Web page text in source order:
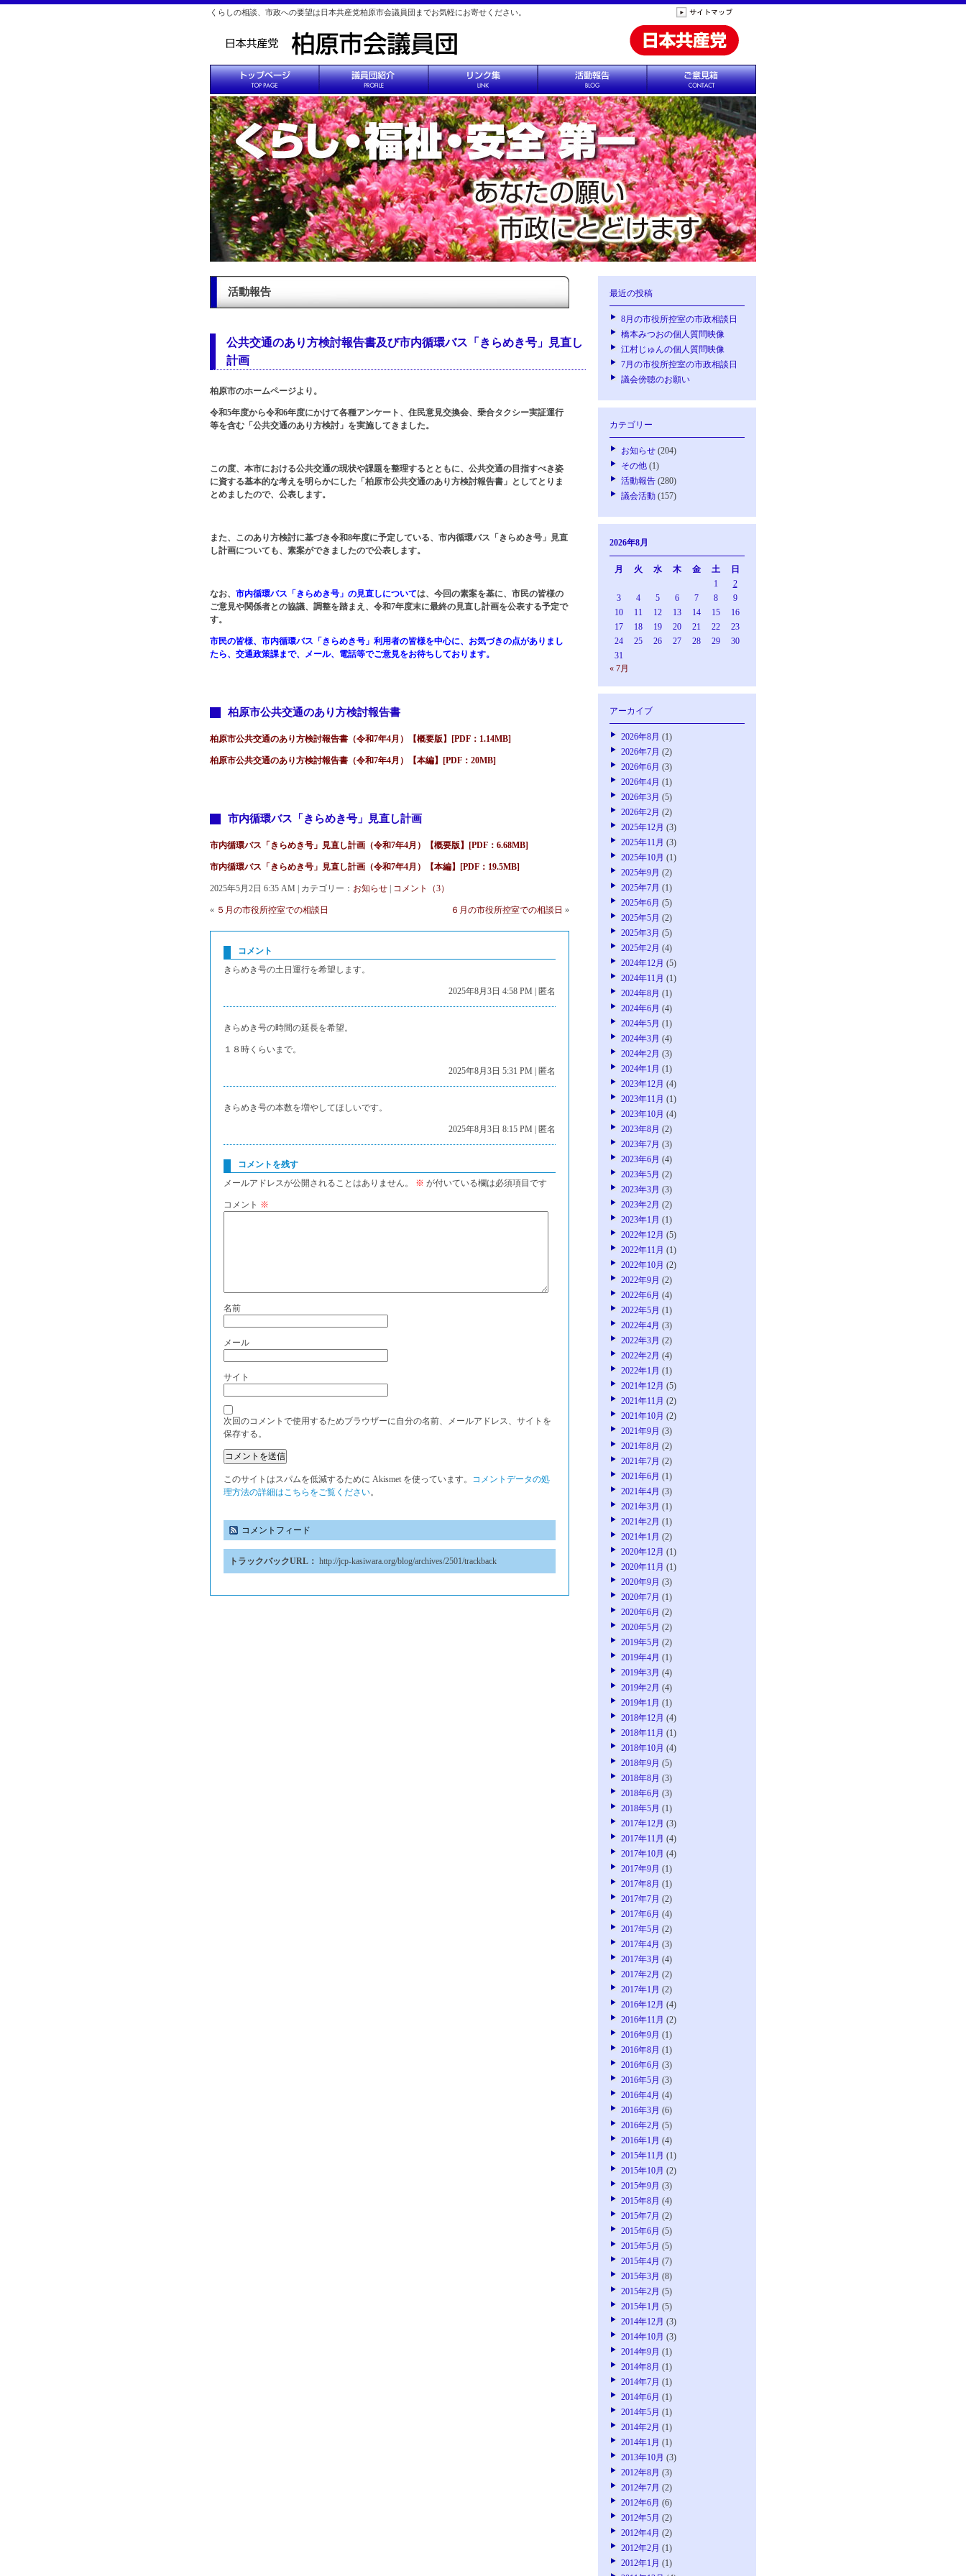
くらしの相談、市政への要望は日本共産党柏原市会議員団までお気軽にお寄せください。
活動報告
公共交通のあり方検討報告書及び市内循環バス「きらめき号」見直し
計画
柏原市のホームページより。
令和5年度から令和6年度にかけて各種アンケート、住民意見交換会、乗合タクシー実証運行
等を含む「公共交通のあり方検討」を実施してきました。
この度、本市における公共交通の現状や課題を整理するとともに、公共交通の目指すべき姿
に資する基本的な考えを明らかにした「柏原市公共交通のあり方検討報告書」としてとりま
とめましたので、公表します。
また、このあり方検討に基づき令和8年度に予定している、市内循環バス「きらめき号」見直
し計画についても、素案ができましたので公表します。
なお、 市内循環バス「きらめき号」の見直しについては、今回の素案を基に、市民の皆様の
ご意見や関係者との協議、調整を踏まえ、令和7年度末に最終の見直し計画を公表する予定で
す。
市民の皆様、市内循環バス「きらめき号」利用者の皆様を中心に、お気づきの点がありまし
たら、交通政策課まで、メール、電話等でご意見をお待ちしております。
柏原市公共交通のあり方検討報告書
柏原市公共交通のあり方検討報告書（令和7年4月）【概要版】[PDF：1.14MB]
柏原市公共交通のあり方検討報告書（令和7年4月）【本編】[PDF：20MB]
市内循環バス「きらめき号」見直し計画
市内循環バス「きらめき号」見直し計画（令和7年4月）【概要版】[PDF：6.68MB]
市内循環バス「きらめき号」見直し計画（令和7年4月）【本編】[PDF：19.5MB]
2025年5月2日 6:35 AM | カテゴリー： お知らせ コメント（3）
« ５月の市役所控室での相談日 ６月の市役所控室での相談日 »
コメント
きらめき号の土日運行を希望します。
2025年8月3日 4:58 PM | 匿名
きらめき号の時間の延長を希望。
１８時くらいまで。
2025年8月3日 5:31 PM | 匿名
きらめき号の本数を増やしてほしいです。
2025年8月3日 8:15 PM | 匿名
コメントを残す
メールアドレスが公開されることはありません。
※ が付いている欄は必須項目です
コメント ※
名前
メール
サイト
次回のコメントで使用するためブラウザーに自分の名前、メールアドレス、サイトを
保存する。
このサイトはスパムを低減するために Akismet を使っています。 コメントデータの処
理方法の詳細はこちらをご覧ください。
コメントフィード
トラックバックURL： http://jcp-kasiwara.org/blog/archives/2501/trackback
最近の投稿
8月の市役所控室の市政相談日
橋本みつおの個人質問映像
江村じゅんの個人質問映像
7月の市役所控室の市政相談日
議会傍聴のお願い
カテゴリー
お知らせ (204)
その他 (1)
活動報告 (280)
議会活動 (157)
2026年8月
月 火 水 木 金 土
日
1
2
3
4 5 6 7 8
9
10
11 12 13 14 15
16
17
18 19 20 21 22
23
24
25 26 27 28 29
30
31
« 7月
アーカイブ
2026年8月 (1)
2026年7月 (2)
2026年6月 (3)
2026年4月 (1)
2026年3月 (5)
2026年2月 (2)
2025年12月 (3)
2025年11月 (3)
2025年10月 (1)
2025年9月 (2)
2025年7月 (1)
2025年6月 (5)
2025年5月 (2)
2025年3月 (5)
2025年2月 (4)
2024年12月 (5)
2024年11月 (1)
2024年8月 (1)
2024年6月 (4)
2024年5月 (1)
2024年3月 (4)
2024年2月 (3)
2024年1月 (1)
2023年12月 (4)
2023年11月 (1)
2023年10月 (4)
2023年8月 (2)
2023年7月 (3)
2023年6月 (4)
2023年5月 (2)
2023年3月 (3)
2023年2月 (2)
2023年1月 (1)
2022年12月 (5)
2022年11月 (1)
2022年10月 (2)
2022年9月 (2)
2022年6月 (4)
2022年5月 (1)
2022年4月 (3)
2022年3月 (2)
2022年2月 (4)
2022年1月 (1)
2021年12月 (5)
2021年11月 (2)
2021年10月 (2)
2021年9月 (3)
2021年8月 (2)
2021年7月 (2)
2021年6月 (1)
2021年4月 (3)
2021年3月 (1)
2021年2月 (1)
2021年1月 (2)
2020年12月 (1)
2020年11月 (1)
2020年9月 (3)
2020年7月 (1)
2020年6月 (2)
2020年5月 (2)
2019年5月 (2)
2019年4月 (1)
2019年3月 (4)
2019年2月 (4)
2019年1月 (1)
2018年12月 (4)
2018年11月 (1)
2018年10月 (4)
2018年9月 (5)
2018年8月 (3)
2018年6月 (3)
2018年5月 (1)
2017年12月 (3)
2017年11月 (4)
2017年10月 (4)
2017年9月 (1)
2017年8月 (1)
2017年7月 (2)
2017年6月 (4)
2017年5月 (2)
2017年4月 (3)
2017年3月 (4)
2017年2月 (2)
2017年1月 (2)
2016年12月 (4)
2016年11月 (2)
2016年9月 (1)
2016年8月 (1)
2016年6月 (3)
2016年5月 (3)
2016年4月 (4)
2016年3月 (6)
2016年2月 (5)
2016年1月 (4)
2015年11月 (1)
2015年10月 (2)
2015年9月 (3)
2015年8月 (4)
2015年7月 (2)
2015年6月 (5)
2015年5月 (5)
2015年4月 (7)
2015年3月 (8)
2015年2月 (5)
2015年1月 (5)
2014年12月 (3)
2014年10月 (3)
2014年9月 (1)
2014年8月 (1)
2014年7月 (1)
2014年6月 (1)
2014年5月 (1)
2014年2月 (1)
2014年1月 (1)
2013年10月 (3)
2012年8月 (3)
2012年7月 (2)
2012年6月 (6)
2012年5月 (2)
2012年4月 (2)
2012年2月 (1)
2012年1月 (1)